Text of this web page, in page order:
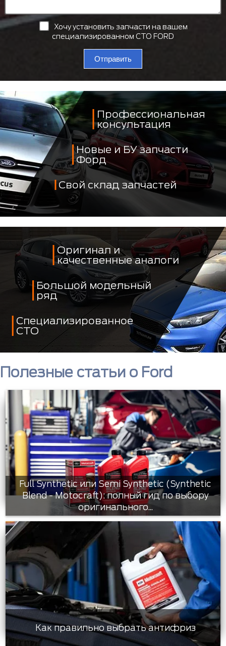
Хочу установить запчасти на вашем
специализированном СТО FORD
Отправить
Профессиональная
консультация
Новые и БУ запчасти
Форд
Свой склад запчастей
Оригинал и
качественные аналоги
Большой модельный
ряд
Специализированное
СТО
Полезные статьи о Ford
Full Synthetic или Semi Synthetic (Synthetic
Blend - Motocraft): полный гид по выбору
оригинального...
Как правильно выбрать антифриз